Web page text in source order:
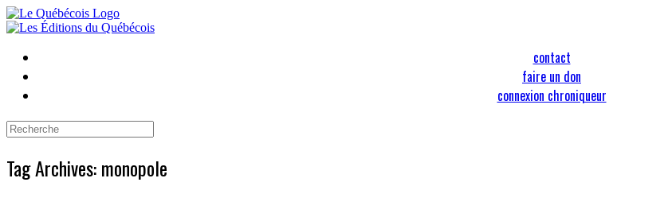
Skip
to
contact
faire un don
connexion chroniqueur
Search
Tag Archives:monopole